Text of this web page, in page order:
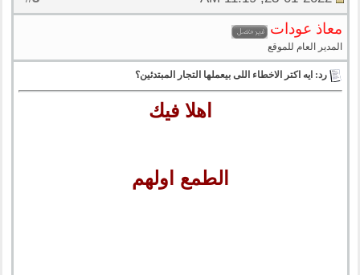
معاذ عودات
المدير العام للموقع
رد: ايه اكتر الاخطاء اللى بيعملها التجار المبتدئين؟
اهلا فيك
الطمع اولهم